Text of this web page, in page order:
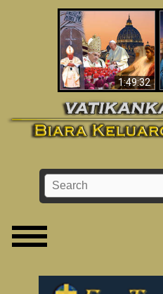
1:49:32
Wahyu di Vatikan
Sekarang